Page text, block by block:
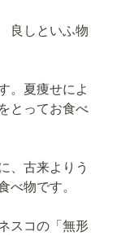
しといふ物
。夏痩せによ
とってお食べ
、古来よりう
べ物です。
スコの「無形